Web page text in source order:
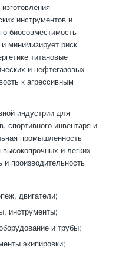
инструментов и
биосовместимость
минимизирует риск
титановые
и нефтегазовых
к агрессивным
индустрии для
спортивного инвентаря и
промышленность
и легких
производительность
двигатели;
инструменты;
и трубы;
экипировки;